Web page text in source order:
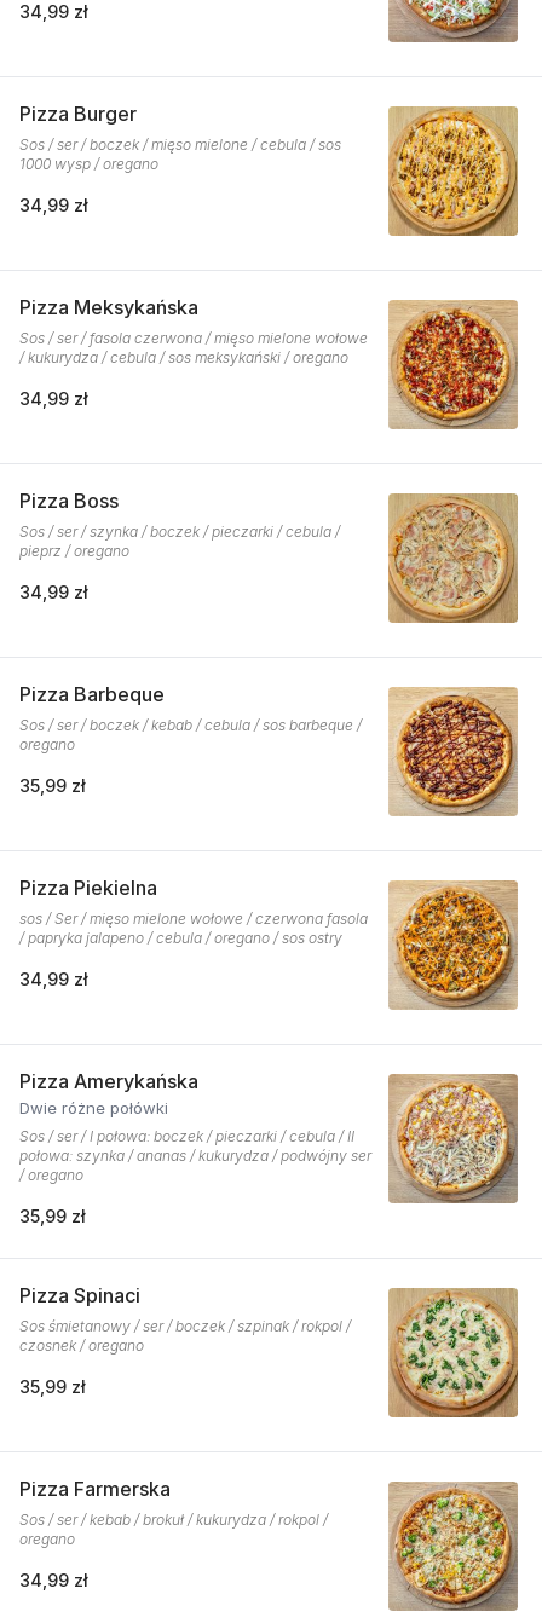
34,99 zł
Pizza Burger
Sos / ser / boczek / mięso mielone / cebula / sos
1000 wysp / oregano
34,99 zł
Pizza Meksykańska
Sos / ser / fasola czerwona / mięso mielone wołowe
/ kukurydza / cebula / sos meksykański / oregano
34,99 zł
Pizza Boss
Sos / ser / szynka / boczek / pieczarki / cebula /
pieprz / oregano
34,99 zł
Pizza Barbeque
Sos / ser / boczek / kebab / cebula / sos barbeque /
oregano
35,99 zł
Pizza Piekielna
sos / Ser / mięso mielone wołowe / czerwona fasola
/ papryka jalapeno / cebula / oregano / sos ostry
34,99 zł
Pizza Amerykańska
Dwie różne połówki
Sos / ser / I połowa: boczek / pieczarki / cebula / II
połowa: szynka / ananas / kukurydza / podwójny ser
/ oregano
35,99 zł
Pizza Spinaci
Sos śmietanowy / ser / boczek / szpinak / rokpol /
czosnek / oregano
35,99 zł
Pizza Farmerska
Sos / ser / kebab / brokuł / kukurydza / rokpol /
oregano
34,99 zł